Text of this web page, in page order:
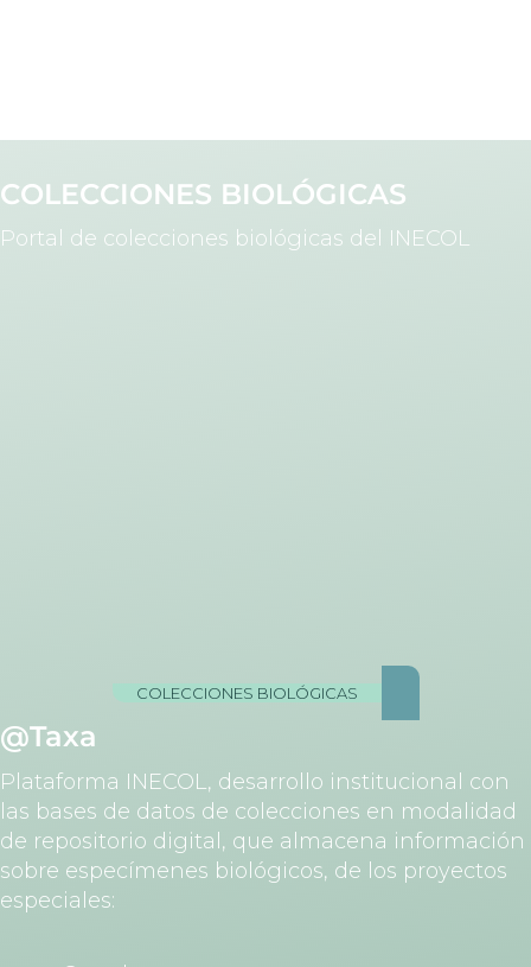
COLECCIONES BIOLÓGICAS
Portal de colecciones biológicas del INECOL
COLECCIONES BIOLÓGICAS
@Taxa
Plataforma INECOL, desarrollo institucional con
las bases de datos de colecciones en modalidad
de repositorio digital, que almacena información
sobre especímenes biológicos, de los proyectos
especiales: